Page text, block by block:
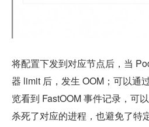
将配置下发到对应节点后，当
器 limit 后，发生 OOM；可以通
览看到 FastOOM 事件记录，可
杀死了对应的进程，也避免了特